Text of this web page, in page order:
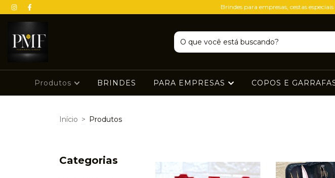
Brindes para empresas, cestas
Produtos BRINDES PARA EMPRESAS COPOS E
Início > Produtos
Categorias